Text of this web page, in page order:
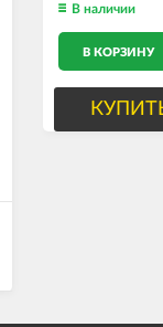
В наличии
В КОРЗИНУ